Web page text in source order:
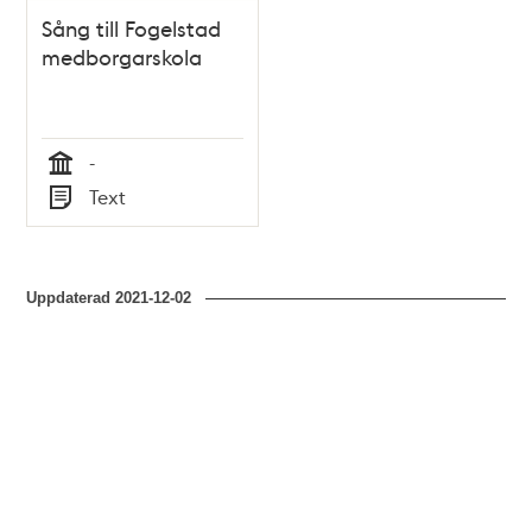
Sång till Fogelstad
medborgarskola
Tid
-
Typ
Text
Uppdaterad2021-12-02